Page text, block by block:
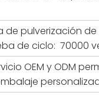
de pulverización
de ciclo: 70000
OEM y ODM